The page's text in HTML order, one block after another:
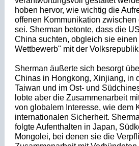
hoben hervor, wie wichtig die
offenen Kommunikation
sei. Sherman betonte, dass die
China suchten, obgleich sie einen
Wettbewerb" mit der
Sherman äußerte sich besorgt
Chinas in Hongkong, Xinjiang, in
Taiwan und im Ost- und
lobte aber die Zusammenarbeit
von globalem Interesse, wie dem
internationalen Sicherheit.
folgte Aufenthalten in Japan,
Mongolei, bei denen sie die